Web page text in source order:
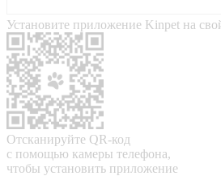
Установите приложение Kinpet на
Отсканируйте QR-код
с помощью камеры телефона,
чтобы установить приложение